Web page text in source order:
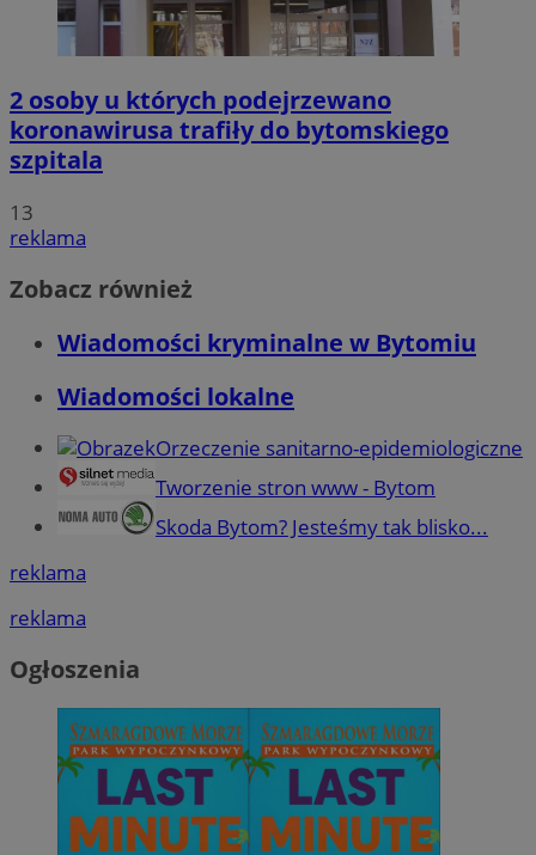
2 osoby u których podejrzewano
koronawirusa trafiły do bytomskiego
szpitala
13
reklama
Zobacz również
Wiadomości kryminalne w Bytomiu
Wiadomości lokalne
Orzeczenie sanitarno-epidemiologiczne
Tworzenie stron www - Bytom
Skoda Bytom? Jesteśmy tak blisko...
reklama
reklama
Ogłoszenia